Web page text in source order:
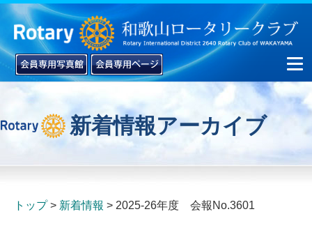
新着情報アーカイブ
トップ 新着情報 2025-26年度 会報No.3601